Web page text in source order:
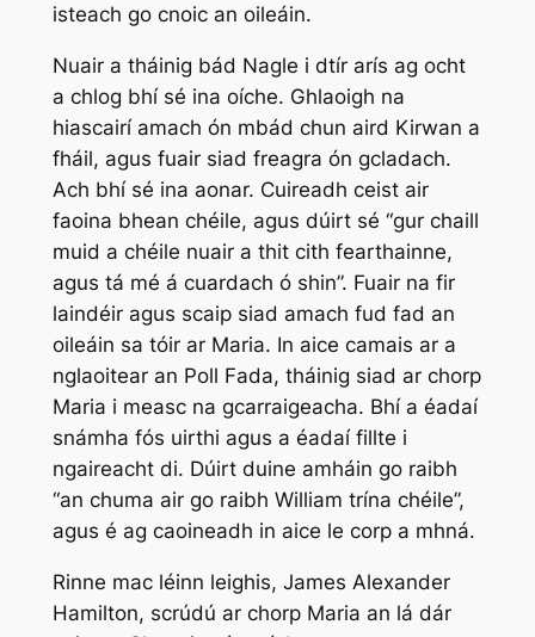
isteach go cnoic an oileáin.
Nuair a tháinig bád Nagle i dtír arís ag ocht
a chlog bhí sé ina oíche. Ghlaoigh na
hiascairí amach ón mbád chun aird Kirwan a
fháil, agus fuair siad freagra ón gcladach.
Ach bhí sé ina aonar. Cuireadh ceist air
faoina bhean chéile, agus dúirt sé “gur chaill
muid a chéile nuair a thit cith fearthainne,
agus tá mé á cuardach ó shin”. Fuair na fir
laindéir agus scaip siad amach fud fad an
oileáin sa tóir ar Maria. In aice camais ar a
nglaoitear an Poll Fada, tháinig siad ar chorp
Maria i measc na gcarraigeacha. Bhí a éadaí
snámha fós uirthi agus a éadaí fillte i
ngaireacht di. Dúirt duine amháin go raibh
“an chuma air go raibh William trína chéile”,
agus é ag caoineadh in aice le corp a mhná.
Rinne mac léinn leighis, James Alexander
Hamilton, scrúdú ar chorp Maria an lá dár